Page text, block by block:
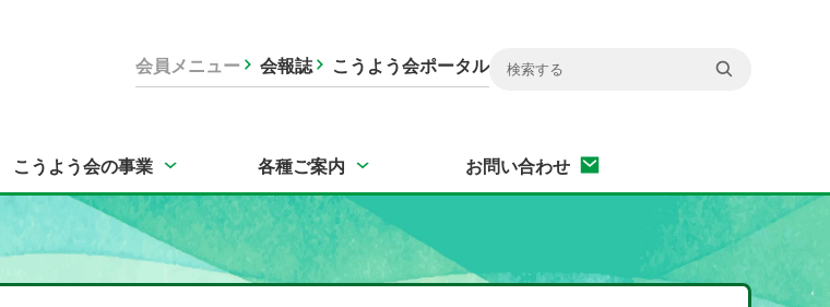
会員メニュー 会報誌 こうよう会ポータル
こうよう会の事業 各種ご案内 お問い合わせ